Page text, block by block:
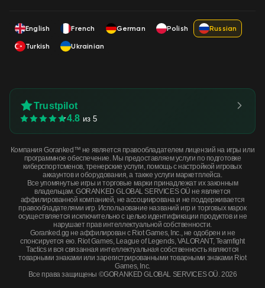
English French German Polish
Russian
Turkish
Ukrainian
Trustpilot
4.8 из 5
Компания Goranked™ не является правообладателем лицензий на игры или
программное обеспечение. Мы предоставляем услуги по подготовке
киберспортсменов, тренерские услуги, помощь с настройкой игровых
аккаунтов и оборудования, а также услуги маркетплейса.
Все упомянутые игры и торговые марки принадлежат их законным
владельцам. GORANKED GLOBAL SERVICES OÜ не является
аффилированной компанией, не ассоциирована и не поддерживается
правообладателями игр. Использование названий игр и торговых марок
осуществляется исключительно с целью идентификации продуктов и не
нарушает прав интеллектуальной собственности.
Goranked.gg не аффилирован с Riot Games, Inc., не одобрен и не
спонсируется ею. Riot Games, League of Legends, VALORANT, Teamfight
Tactics и вся связанная интеллектуальная собственность являются
товарными знаками или зарегистрированными товарными знаками Riot
Games, Inc.
Все права защищены ©GORANKED GLOBAL SERVICES OÜ. 2026